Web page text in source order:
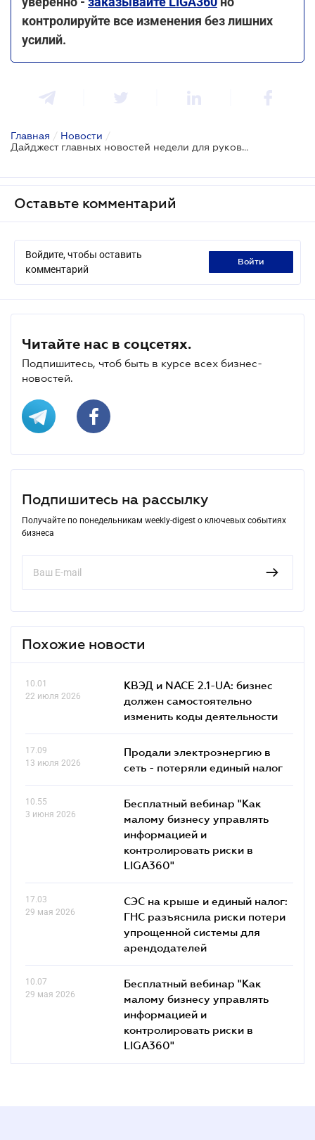
контролируйте все изменения без лишних
усилий.
Главная / Новости /
Дайджест главных новостей недели для руководителей
Оставьте комментарий
Войдите, чтобы оставить
комментарий
войти
Читайте нас в соцсетях.
Подпишитесь, чтоб быть в курсе всех бизнес-
новостей.
Подпишитесь на рассылку
Получайте по понедельникам weekly-digest о ключевых событиях
бизнеса
Похожие новости
10.01
22 июля 2026
КВЭД и NACE 2.1-UA: бизнес
должен самостоятельно
изменить коды деятельности
17.09
13 июля 2026
Продали электроэнергию в
сеть - потеряли единый налог
10.55
3 июня 2026
Бесплатный вебинар "Как
малому бизнесу управлять
информацией и
контролировать риски в
LIGA360"
17.03
29 мая 2026
СЭС на крыше и единый налог:
ГНС разъяснила риски потери
упрощенной системы для
арендодателей
10.07
29 мая 2026
Бесплатный вебинар "Как
малому бизнесу управлять
информацией и
контролировать риски в
LIGA360"